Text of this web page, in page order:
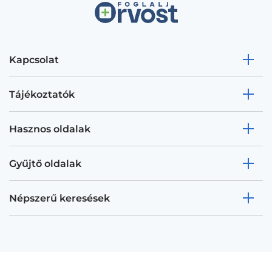
Kapcsolat
Tájékoztatók
Hasznos oldalak
Gyűjtő oldalak
Népszerű keresések